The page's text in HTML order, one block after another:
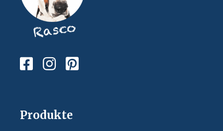
Produkte